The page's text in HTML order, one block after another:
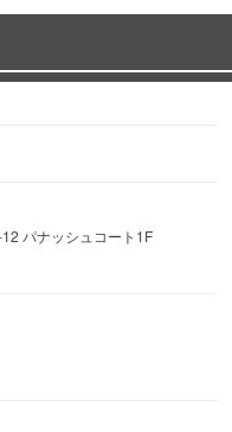
児島黒牛のカルパッチ
1,000円（税抜）
パナッシュコート1F